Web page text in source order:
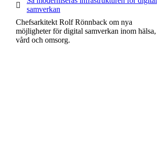
samverkan
Chefsarkitekt Rolf Rönnback om nya
möjligheter för digital samverkan inom hälsa,
vård och omsorg.